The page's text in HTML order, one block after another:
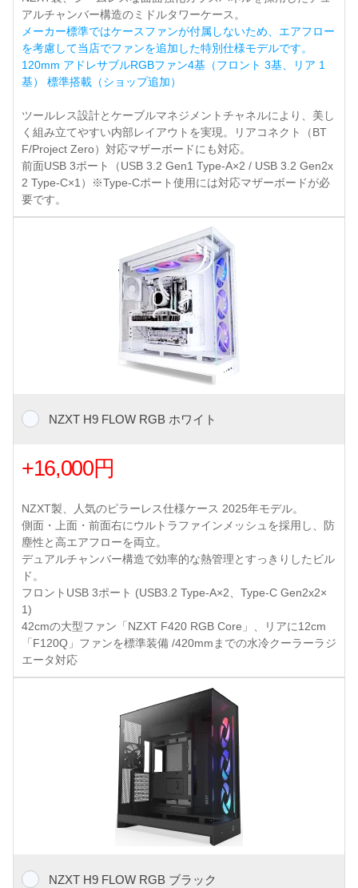
アルチャンバー構造のミドルタワーケース。
メーカー標準ではケースファンが付属しないため、エアフロー
を考慮して当店でファンを追加した特別仕様モデルです。
120mm アドレサブルRGBファン4基（フロント 3基、リア 1
基） 標準搭載（ショップ追加）
ツールレス設計とケーブルマネジメントチャネルにより、美し
く組み立てやすい内部レイアウトを実現。リアコネクト（BT
F/Project Zero）対応マザーボードにも対応。
前面USB 3ポート（USB 3.2 Gen1 Type-A×2 / USB 3.2 Gen2x
2 Type-C×1）※Type-Cポート使用には対応マザーボードが必
要です。
NZXT H9 FLOW RGB ホワイト
+16,000円
NZXT製、人気のピラーレス仕様ケース 2025年モデル。
側面・上面・前面右にウルトラファインメッシュを採用し、防
塵性と高エアフローを両立。
デュアルチャンバー構造で効率的な熱管理とすっきりしたビル
ド。
フロントUSB 3ポート (USB3.2 Type-A×2、Type-C Gen2x2×
1)
42cmの大型ファン「NZXT F420 RGB Core」、リアに12cm
「F120Q」ファンを標準装備 /420mmまでの水冷クーラーラジ
エータ対応
NZXT H9 FLOW RGB ブラック